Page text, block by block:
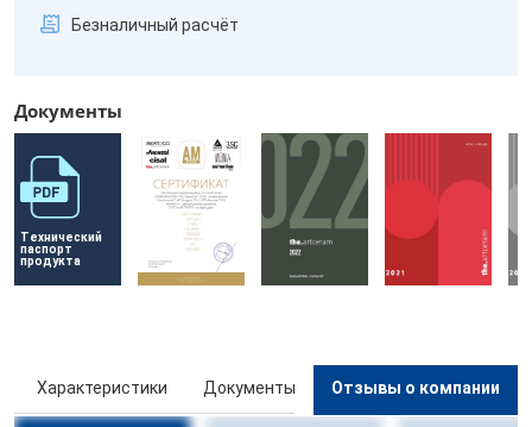
Безналичный расчёт
Документы
Технический
паспорт
продукта
Характеристики Документы Отзывы о компании